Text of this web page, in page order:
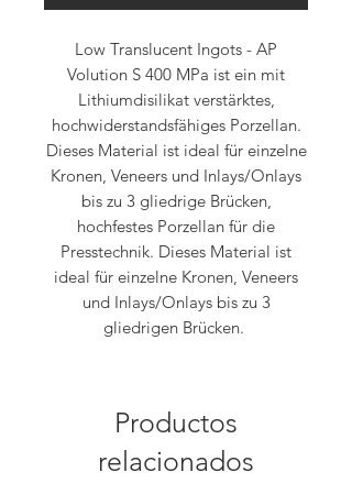
Low Translucent Ingots - AP
Volution S 400 MPa ist ein mit
Lithiumdisilikat verstärktes,
hochwiderstandsfähiges Porzellan.
Dieses Material ist ideal für einzelne
Kronen, Veneers und Inlays/Onlays
bis zu 3 gliedrige Brücken,
hochfestes Porzellan für die
Presstechnik. Dieses Material ist
ideal für einzelne Kronen, Veneers
und Inlays/Onlays bis zu 3
gliedrigen Brücken.
Productos
relacionados